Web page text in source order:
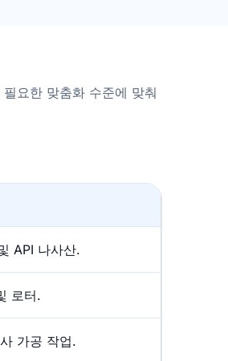
요한 맞춤화 수준에 맞춰
API 나사산.
로터.
가공 작업.